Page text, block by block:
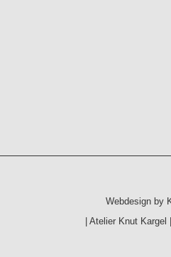
Webdesign by
|Atelier Knut Kargel